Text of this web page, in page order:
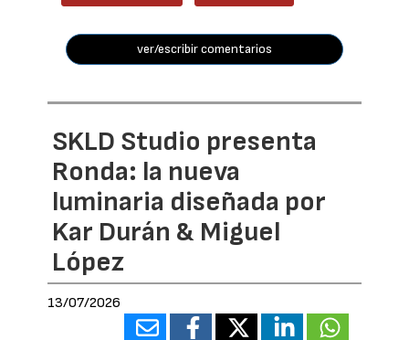
ver/escribir comentarios
SKLD Studio presenta
Ronda: la nueva
luminaria diseñada por
Kar Durán & Miguel
López
13/07/2026